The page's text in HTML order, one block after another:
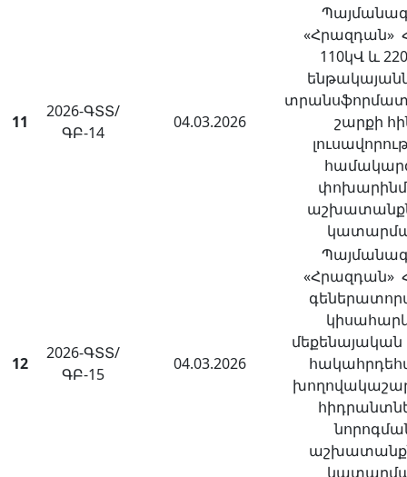
11
2026-ԳՏՏ/
ԳԲ-14
04.03.2026
«Հրազդան»
110կՎ և
շարքի
12
2026-ԳՏՏ/
ԳԲ-15
04.03.2026
«Հրազդան»
մեքենայական